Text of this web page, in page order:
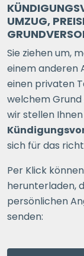
UMZUG,
Sie ziehen um,
einem anderen
einen privaten
welchem
wir stellen
sich für das
Per Klick
herunterladen,
persönlichen
senden: